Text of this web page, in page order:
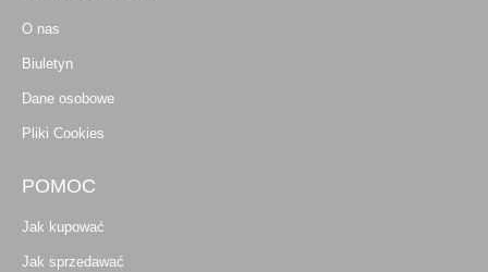
O nas
Biuletyn
Dane osobowe
Pliki Cookies
POMOC
Jak kupować
Jak sprzedawać